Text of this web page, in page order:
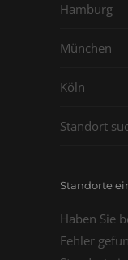
Hamburg
München
Köln
Standort
Standorte
Haben Sie
Fehler